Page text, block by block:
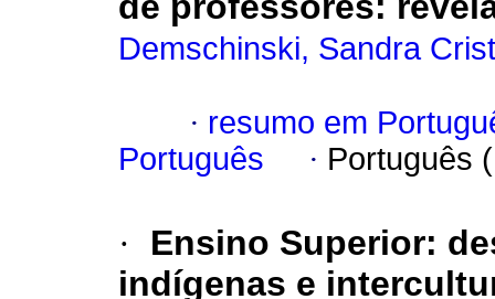
Demschinski, Sandra
· resumo em
Português
· Português
·
Ensino Superior:
indígenas e